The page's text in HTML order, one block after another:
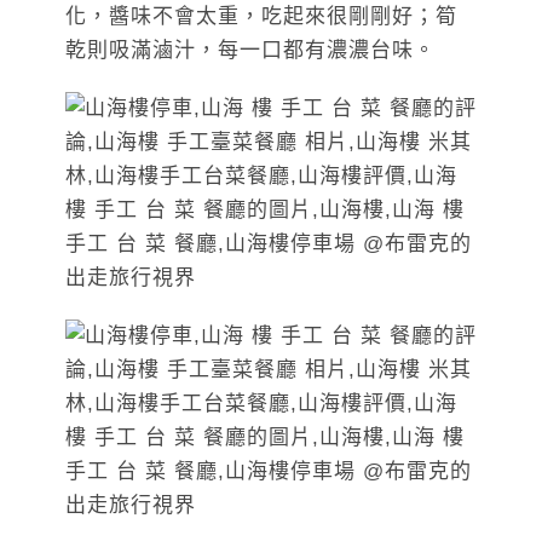
化，醬味不會太重，吃起來很剛剛好；筍
乾則吸滿滷汁，每一口都有濃濃台味。